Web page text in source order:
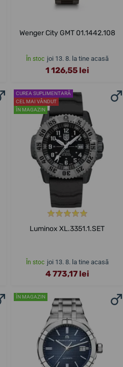
Wenger City GMT 01.1442.108
În stoc joi 13. 8. la tine acasă
1 126,55 lei
CUREA SUPLIMENTARĂ
CEL MAI VÂNDUT
ÎN MAGAZIN
Luminox XL.3351.1.SET
În stoc joi 13. 8. la tine acasă
4 773,17 lei
ÎN MAGAZIN